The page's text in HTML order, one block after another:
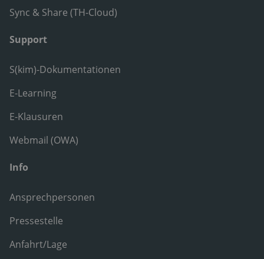
Sync & Share (TH-Cloud)
Support
S(kim)-Dokumentationen
E-Learning
E-Klausuren
Webmail (OWA)
Info
Ansprechpersonen
Pressestelle
Anfahrt/Lage